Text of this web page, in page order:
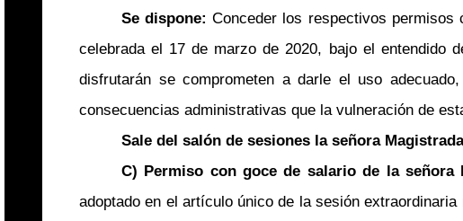
Se dispone:Conceder los respectivos permisos
celebrada el 17 de marzo de 2020, bajo el entendido
disfrutarán se comprometen a darle el uso
consecuencias administrativas que la vulneración de
Sale del salón de sesiones la señora
C) Permiso con goce de salario de la señora
adoptado en el artículo único de la sesión